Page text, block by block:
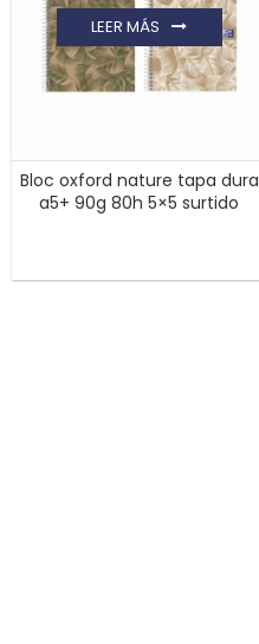
Bloc oxford nature tapa dura
a5+ 90g 80h 5×5 surtido
LEER MÁS